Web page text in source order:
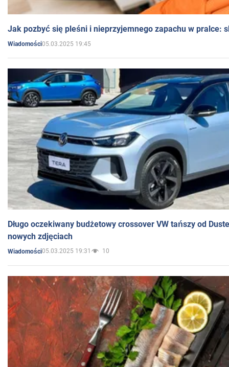
Jak pozbyć się pleśni i nieprzyjemnego zapachu w pralce:
Wiadomości05.03.2025 19:45
Długo oczekiwany budżetowy crossover VW tańszy od
nowych zdjęciach
Wiadomości05.03.2025 19:31 10